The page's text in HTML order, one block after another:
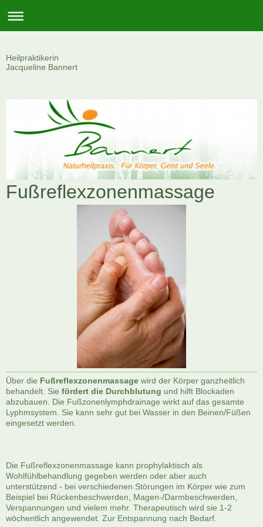
Heilpraktikerin
Jacqueline Bannert
Fußreflexzonenmassage
Über die Fußreflexzonenmassage wird der Körper ganzheitlich
behandelt. Sie fördert die Durchblutung und hilft Blockaden
abzubauen. Die Fußzonenlymphdrainage wirkt auf das gesamte
Lyphmsystem. Sie kann sehr gut bei Wasser in den Beinen/Füßen
eingesetzt werden.
Die Fußreflexzonenmassage kann prophylaktisch als
Wohlfühlbehandlung gegeben werden oder aber auch
unterstützend - bei verschiedenen Störungen im Körper wie zum
Beispiel bei Rückenbeschwerden, Magen-/Darmbeschwerden,
Verspannungen und vielem mehr. Therapeutisch wird sie 1-2
wöchentlich angewendet. Zur Entspannung nach Bedarf.